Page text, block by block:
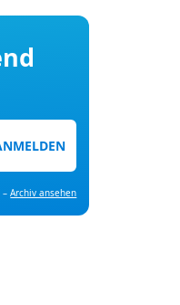
–Archiv ansehen